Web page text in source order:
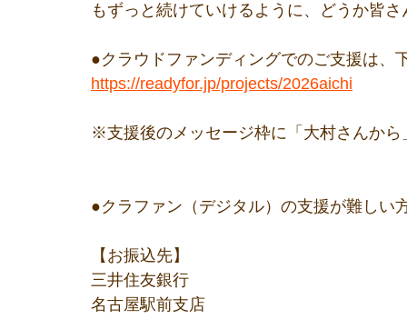
もずっと続けていけるように、どうか皆
●クラウドファンディングでのご支援は、
https://readyfor.jp/projects/2026aichi
※支援後のメッセージ枠に「大村さんか
●クラファン（デジタル）の支援が難しい
【お振込先】
三井住友銀行
名古屋駅前支店